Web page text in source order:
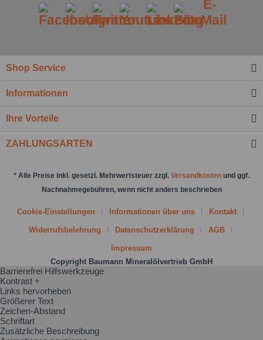
Felder mit * sind Pflichtfelder.
Nachricht senden
Shop Service
Informationen
Ihre Vorteile
ZAHLUNGSARTEN
* Alle Preise inkl. gesetzl. Mehrwertsteuer zzgl. Versandkosten und ggf.
Nachnahmegebühren, wenn nicht anders beschrieben
Cookie-Einstellungen Informationen über uns Kontakt
Widerrufsbelehrung Datenschutzerklärung AGB
Impressum
Copyright Baumann Mineralölvertrieb GmbH
Barrierefrei Hilfswerkzeuge
Kontrast +
Links hervorheben
Größerer Text
Zeichen-Abstand
Schriftart
Zusätzliche Beschreibung